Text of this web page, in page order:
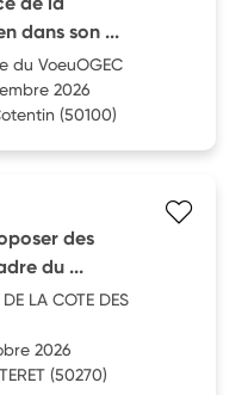
dans son ...
du VoeuOGEC
2026
(50100)
des
du ...
LA COTE DES
2026
(50270)